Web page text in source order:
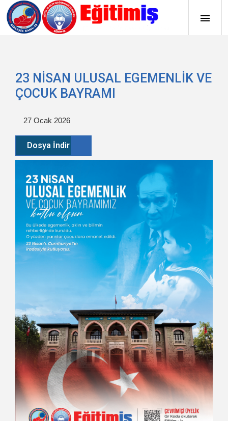
23 NİSAN ULUSAL EGEMENLİK VE
ÇOCUK BAYRAMI
27 Ocak 2026
Dosya İndir